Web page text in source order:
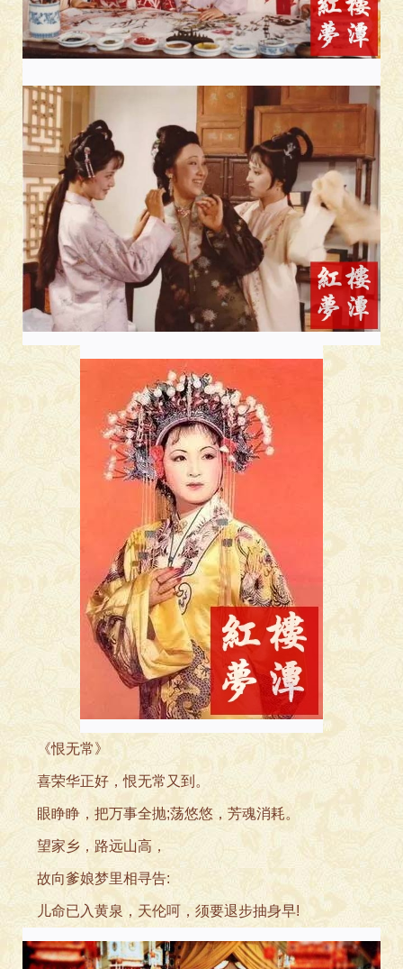
《恨无常》
喜荣华正好，恨无常又到。
眼睁睁，把万事全抛;荡悠悠，芳魂消耗。
望家乡，路远山高，
故向爹娘梦里相寻告:
儿命已入黄泉，天伦呵，须要退步抽身早!